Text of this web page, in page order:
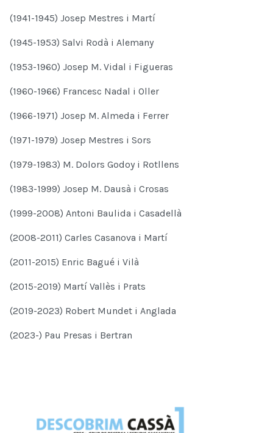
(1941-1945) Josep Mestres i Martí
(1945-1953) Salvi Rodà i Alemany
(1953-1960) Josep M. Vidal i Figueras
(1960-1966) Francesc Nadal i Oller
(1966-1971) Josep M. Almeda i Ferrer
(1971-1979) Josep Mestres i Sors
(1979-1983) M. Dolors Godoy i Rotllens
(1983-1999) Josep M. Dausà i Crosas
(1999-2008) Antoni Baulida i Casadellà
(2008-2011) Carles Casanova i Martí
(2011-2015) Enric Bagué i Vilà
(2015-2019) Martí Vallès i Prats
(2019-2023) Robert Mundet i Anglada
(2023-) Pau Presas i Bertran